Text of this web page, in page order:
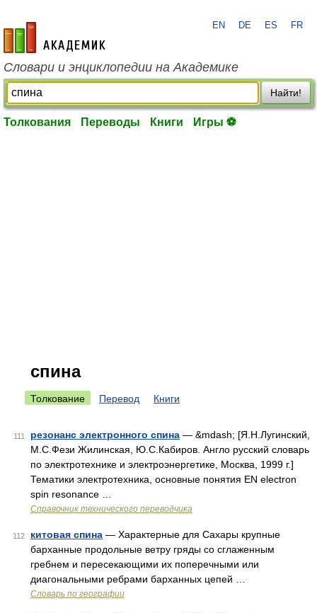
academic.ru
EN DE ES FR
Словари и энциклопедии на Академике
Найти!
Толкования Переводы Книги Игры ⚽
спина
Толкование Перевод Книги
111 резонанс электронного спина — &mdash; [Я.Н.Лугинский,
М.С.Фези Жилинская, Ю.С.Кабиров. Англо русский словарь
по электротехнике и электроэнергетике, Москва, 1999 г.]
Тематики электротехника, основные понятия EN electron
spin resonance …
Справочник технического переводчика
112 китовая спина — Характерные для Сахары крупные
барханные продольные ветру гряды со сглаженным
гребнем и пересекающими их поперечными или
диагональными ребрами барханных цепей …
Словарь по географии